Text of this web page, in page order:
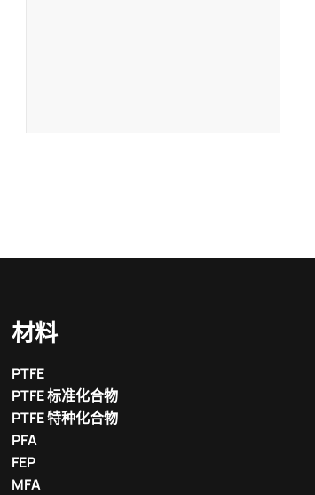
材料
PTFE
PTFE 标准化合物
PTFE 特种化合物
PFA
FEP
MFA